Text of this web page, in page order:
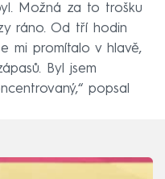
Možná za to trošku
ráno. Od tří hodin
mi promítalo v hlavě,
Byl jsem
popsal